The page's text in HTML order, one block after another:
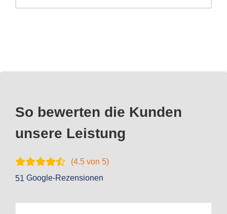
So bewerten die Kunden
unsere Leistung
(4.5 von 5)
51 Google-Rezensionen